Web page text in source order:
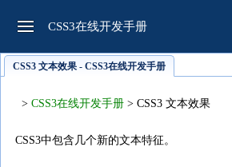
CSS3在线开发手册
CSS3 文本效果 - CSS3在线开发手册
> CSS3在线开发手册 > CSS3 文本效果
CSS3中包含几个新的文本特征。